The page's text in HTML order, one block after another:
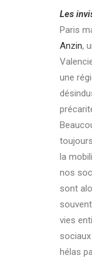
Les
Paris
Anzin,
une
la
nos
sont
vies
sociaux
hélas